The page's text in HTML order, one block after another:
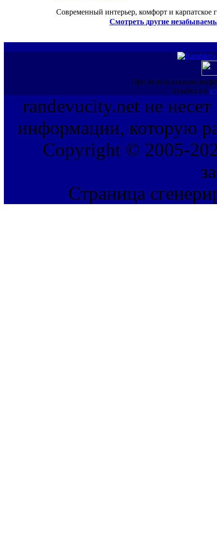
Современный интерьер, комфорт и карпатское
Смотреть другие
При использовании
ссылка на
randevucity.net не несет
информации, которую
Copyright © 2005-
Страница